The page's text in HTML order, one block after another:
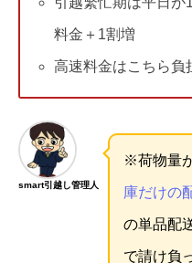
料金＋1割増
高速料金はこちら負
smart引越し管理人
※荷物量
庫だけの
の単品配
で請け負